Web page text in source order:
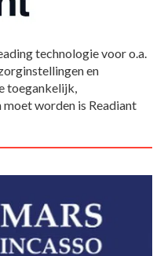
technologie voor o.a.
en
toegankelijk,
worden is Readiant